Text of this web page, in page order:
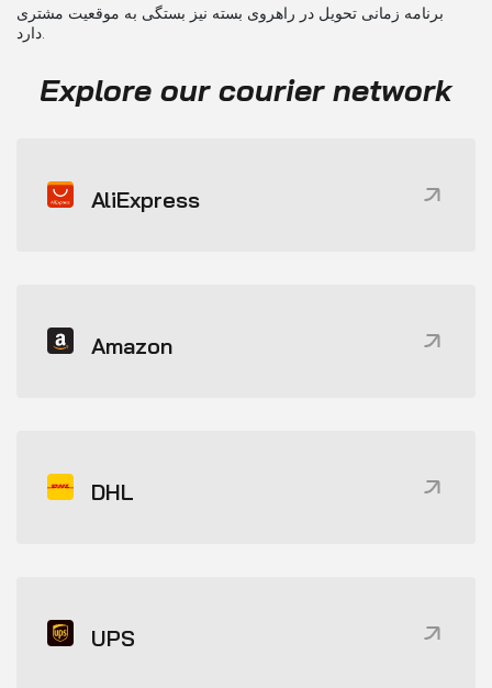
برنامه زمانی تحویل در راهروی بسته نیز بستگی به موقعیت مشتری
دارد.
Explore our courier network
AliExpress
Amazon
DHL
UPS